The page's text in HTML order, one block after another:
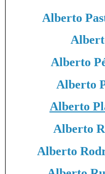
Alberto
Alberto
Alberto
Alberto
Alberto
Alberto